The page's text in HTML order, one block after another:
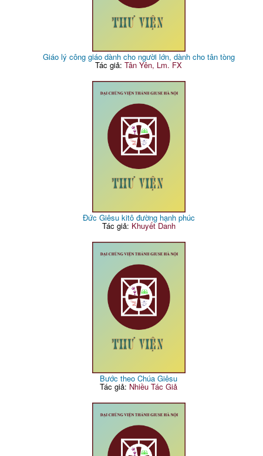
Giáo lý công giáo dành cho người lớn, dành cho tân tòng
Tác giả:Tân Yên, Lm. FX
Đức Giêsu kitô đường hạnh phúc
Tác giả: Khuyết Danh
Bước theo Chúa Giêsu
Tác giả: Nhiều Tác Giả